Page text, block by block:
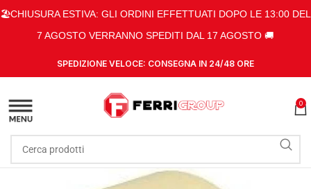
🏖️CHIUSURA ESTIVA: GLI ORDINI EFFETTUATI DOPO LE 13:00 DEL
7 AGOSTO VERRANNO SPEDITI DAL 17 AGOSTO 🚚
SPEDIZIONE VELOCE: CONSEGNA IN 24/48 ORE
0